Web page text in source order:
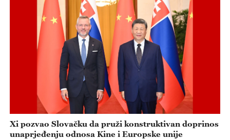
Xi pozvao Slovačku da pruži konstruktivan doprinos
unaprjeđenju odnosa Kine i Europske unije